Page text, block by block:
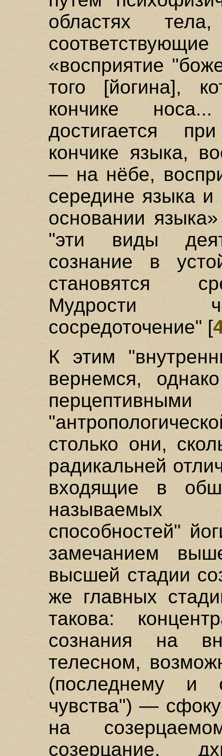
областях
«восприятие
того [йогина],
кончике
достигается
кончике языка,
— на нёбе,
середине языка
основании
"эти виды
сознание в
становятся
Мудрости
сосредоточение" [
К этим
вернемся,
столько они,
радикальней
входящие в
способностей"
замечанием
высшей стадии
же главных
такова:
сознания на
телесном,
(последнему и
чувства") —
на
созерцание,